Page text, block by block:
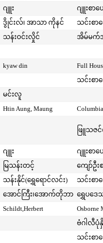
ဂျူး ဂျူးစာပ
ဒွိုင်းလ်၊ အာသာ ကိုနင် သင်းစာ
သန်းဝင်းလှိုင် အိမ်မက်
kyaw din Full
သင်းစာ
မင်းလူ
Htin Aung, Maung
ဖြူသဇ
ဂျူး ဂျူးစာပ
မြသန်းတင့် ကျော်ဦး
သန်းနိုင်(ရွှေရောင်လင်း) သင်းစာ
အောင်ကြီး၊အောက်တိုဘာ ရွှေပဒေ
Schildt,Herbert Osborne
ဗံဂါလီ
သင်းစာ